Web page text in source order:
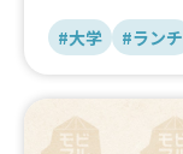
#大学 #ランチ